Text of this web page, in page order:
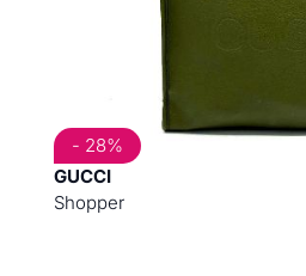
GUCCI
Shopper
- 28%